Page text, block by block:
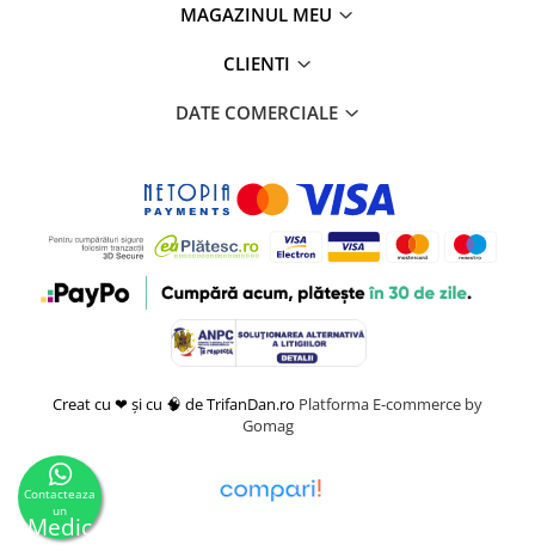
MAGAZINUL MEU
CLIENTI
DATE COMERCIALE
Creat cu ❤ și cu 🧠 de TrifanDan.ro Platforma E-commerce by
Gomag
Contacteaza
un
Medic